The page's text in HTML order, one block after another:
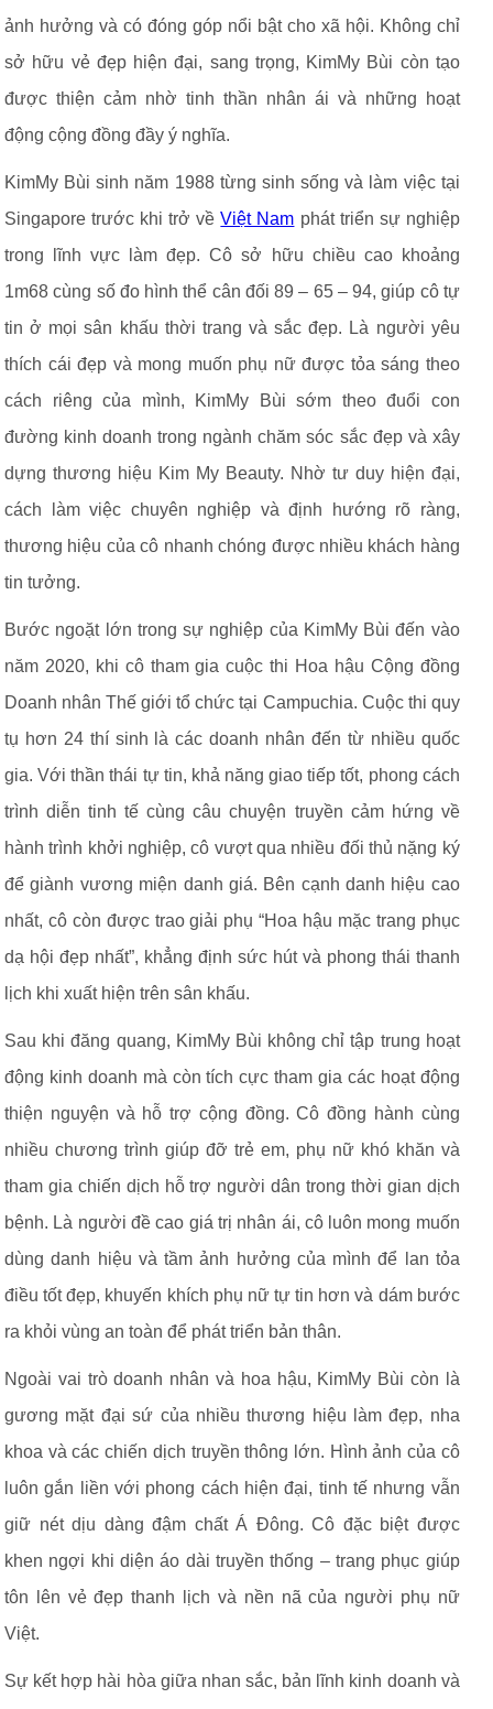
ảnh hưởng và có đóng góp nổi bật cho xã hội. Không chỉ
sở hữu vẻ đẹp hiện đại, sang trọng, KimMy Bùi còn tạo
được thiện cảm nhờ tinh thần nhân ái và những hoạt
động cộng đồng đầy ý nghĩa.
KimMy Bùi sinh năm 1988 từng sinh sống và làm việc tại
Singapore trước khi trở vềViệt Nam phát triển sự nghiệp
trong lĩnh vực làm đẹp. Cô sở hữu chiều cao khoảng
1m68 cùng số đo hình thể cân đối 89 – 65 – 94, giúp cô tự
tin ở mọi sân khấu thời trang và sắc đẹp. Là người yêu
thích cái đẹp và mong muốn phụ nữ được tỏa sáng theo
cách riêng của mình, KimMy Bùi sớm theo đuổi con
đường kinh doanh trong ngành chăm sóc sắc đẹp và xây
dựng thương hiệu Kim My Beauty. Nhờ tư duy hiện đại,
cách làm việc chuyên nghiệp và định hướng rõ ràng,
thương hiệu của cô nhanh chóng được nhiều khách hàng
tin tưởng.
Bước ngoặt lớn trong sự nghiệp của KimMy Bùi đến vào
năm 2020, khi cô tham gia cuộc thi Hoa hậu Cộng đồng
Doanh nhân Thế giới tổ chức tại Campuchia. Cuộc thi quy
tụ hơn 24 thí sinh là các doanh nhân đến từ nhiều quốc
gia. Với thần thái tự tin, khả năng giao tiếp tốt, phong cách
trình diễn tinh tế cùng câu chuyện truyền cảm hứng về
hành trình khởi nghiệp, cô vượt qua nhiều đối thủ nặng ký
để giành vương miện danh giá. Bên cạnh danh hiệu cao
nhất, cô còn được trao giải phụ “Hoa hậu mặc trang phục
dạ hội đẹp nhất”, khẳng định sức hút và phong thái thanh
lịch khi xuất hiện trên sân khấu.
Sau khi đăng quang, KimMy Bùi không chỉ tập trung hoạt
động kinh doanh mà còn tích cực tham gia các hoạt động
thiện nguyện và hỗ trợ cộng đồng. Cô đồng hành cùng
nhiều chương trình giúp đỡ trẻ em, phụ nữ khó khăn và
tham gia chiến dịch hỗ trợ người dân trong thời gian dịch
bệnh. Là người đề cao giá trị nhân ái, cô luôn mong muốn
dùng danh hiệu và tầm ảnh hưởng của mình để lan tỏa
điều tốt đẹp, khuyến khích phụ nữ tự tin hơn và dám bước
ra khỏi vùng an toàn để phát triển bản thân.
Ngoài vai trò doanh nhân và hoa hậu, KimMy Bùi còn là
gương mặt đại sứ của nhiều thương hiệu làm đẹp, nha
khoa và các chiến dịch truyền thông lớn. Hình ảnh của cô
luôn gắn liền với phong cách hiện đại, tinh tế nhưng vẫn
giữ nét dịu dàng đậm chất Á Đông. Cô đặc biệt được
khen ngợi khi diện áo dài truyền thống – trang phục giúp
tôn lên vẻ đẹp thanh lịch và nền nã của người phụ nữ
Việt.
Sự kết hợp hài hòa giữa nhan sắc, bản lĩnh kinh doanh và